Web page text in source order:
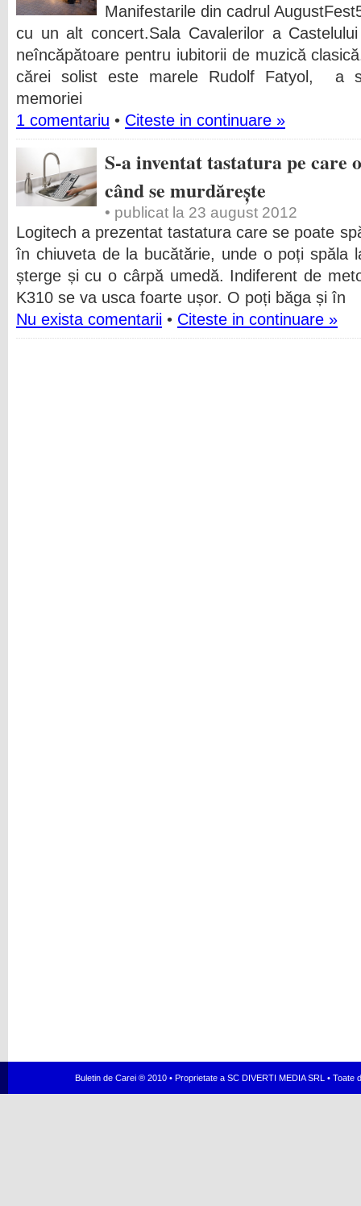
Manifestarile din cadrul
cu un alt concert.Sala Cavalerilor a
neîncăpătoare pentru iubitorii de muzică
cărei solist este marele Rudolf Fatyol, a
memoriei
1 comentariu • Citeste in continuare »
S-a inventat tastatura pe care
când se murdărește
• publicat la 23 august 2012
Logitech a prezentat tastatura care se poate
în chiuveta de la bucătărie, unde o poți spăla
șterge și cu o cârpă umedă. Indiferent de
K310 se va usca foarte ușor. O poți băga și în
Nu exista comentarii • Citeste in continuare »
Buletin de Carei ® 2010 • Proprietate a SC DIVERTI MEDIA SRL •